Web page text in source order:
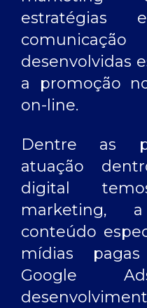
desenvolvidas
a promoção
on-line.
Dentre as
atuação
digital
marketing,
conteúdo
mídias
Google